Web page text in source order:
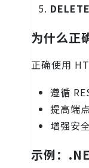
DELETE
为什么正
正确使用
遵循
提高端
增强安
示例：